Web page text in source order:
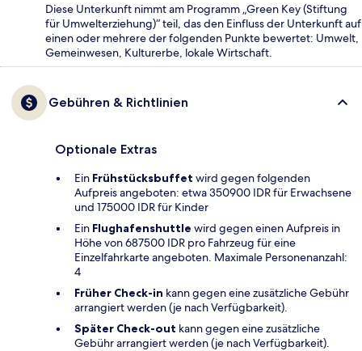
Diese Unterkunft nimmt am Programm „Green Key (Stiftung
für Umwelterziehung)“ teil, das den Einfluss der Unterkunft auf
einen oder mehrere der folgenden Punkte bewertet: Umwelt,
Gemeinwesen, Kulturerbe, lokale Wirtschaft.
Gebühren & Richtlinien
Optionale Extras
Ein Frühstücksbuffet wird gegen folgenden
Aufpreis angeboten: etwa 350900 IDR für Erwachsene
und 175000 IDR für Kinder
Ein Flughafenshuttle wird gegen einen Aufpreis in
Höhe von 687500 IDR pro Fahrzeug für eine
Einzelfahrkarte angeboten. Maximale Personenanzahl:
4
Früher Check-in kann gegen eine zusätzliche Gebühr
arrangiert werden (je nach Verfügbarkeit).
Später Check-out kann gegen eine zusätzliche
Gebühr arrangiert werden (je nach Verfügbarkeit).